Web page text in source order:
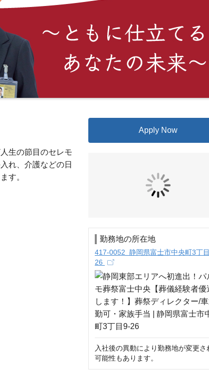
生の節目のセレモ
れ、介護などの日
す。
Apply Now
勤務地の所在地
417-0052 静岡県富士市中央町3丁
26
入社後の異動により勤務地が変更さ
可能性もあります。